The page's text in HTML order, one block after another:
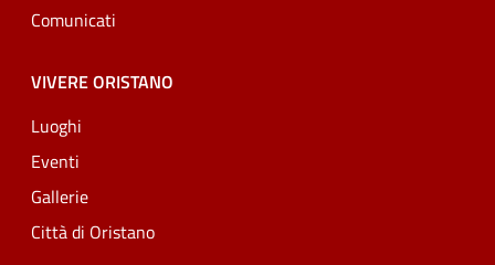
Comunicati
VIVERE ORISTANO
Luoghi
Eventi
Gallerie
Città di Oristano